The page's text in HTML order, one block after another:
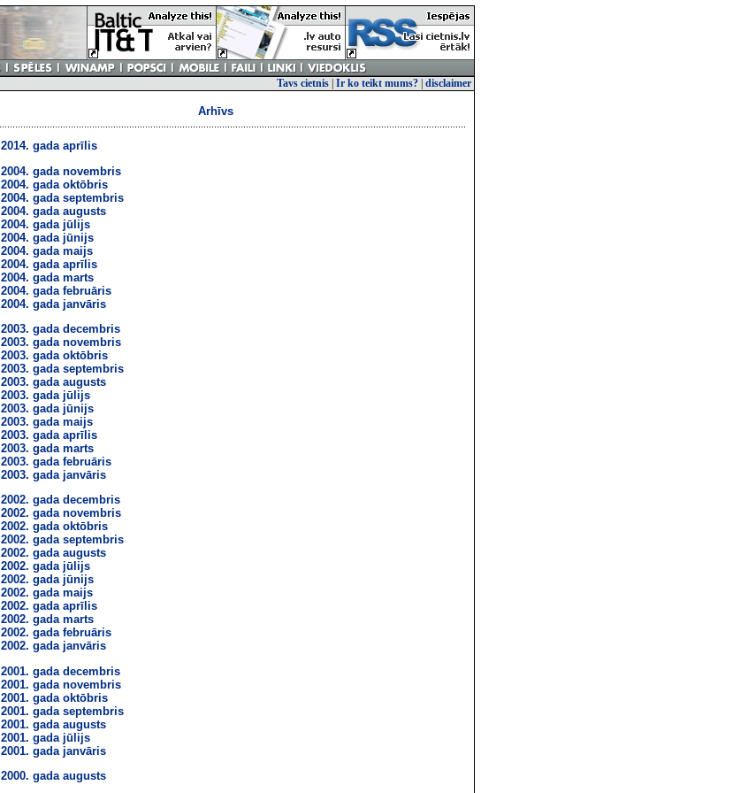
Tavs cietnis Ir ko teikt mums? disclaimer
Arhīvs
2014. gada aprīlis
2004. gada novembris
2004. gada oktōbris
2004. gada septembris
2004. gada augusts
2004. gada jūlijs
2004. gada jūnijs
2004. gada maijs
2004. gada aprīlis
2004. gada marts
2004. gada februāris
2004. gada janvāris
2003. gada decembris
2003. gada novembris
2003. gada oktōbris
2003. gada septembris
2003. gada augusts
2003. gada jūlijs
2003. gada jūnijs
2003. gada maijs
2003. gada aprīlis
2003. gada marts
2003. gada februāris
2003. gada janvāris
2002. gada decembris
2002. gada novembris
2002. gada oktōbris
2002. gada septembris
2002. gada augusts
2002. gada jūlijs
2002. gada jūnijs
2002. gada maijs
2002. gada aprīlis
2002. gada marts
2002. gada februāris
2002. gada janvāris
2001. gada decembris
2001. gada novembris
2001. gada oktōbris
2001. gada septembris
2001. gada augusts
2001. gada jūlijs
2001. gada janvāris
2000. gada augusts